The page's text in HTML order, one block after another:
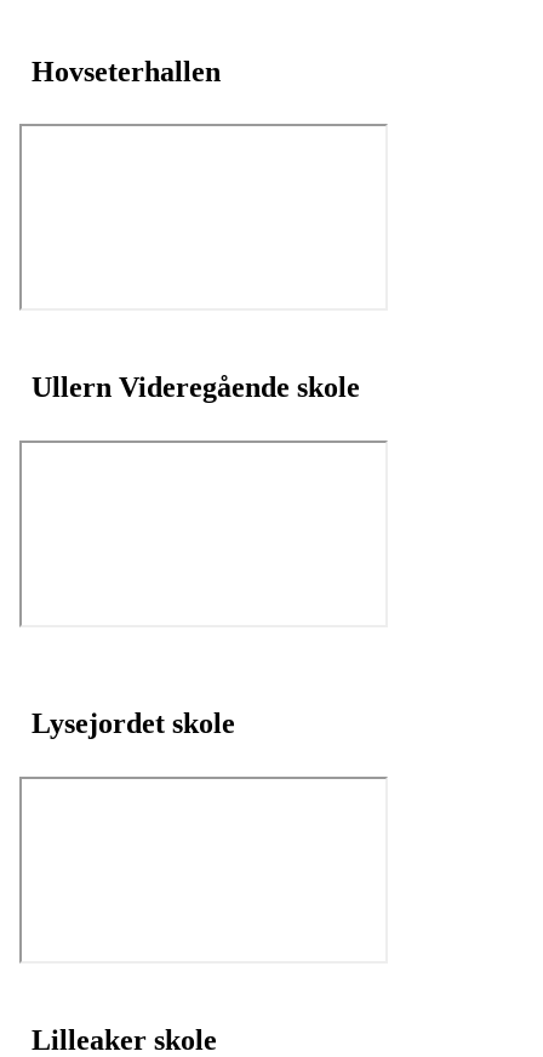
Hovseterhallen
Ullern Videregående skole
Lysejordet skole
Lilleaker skole